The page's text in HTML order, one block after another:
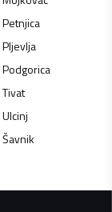
Petnjica
Pljevlja
Podgorica
Tivat
Ulcinj
Šavnik